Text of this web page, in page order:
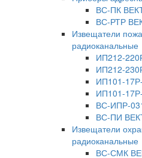
ВС-ПК
ВС-РТР
Извещатели
радиоканальные
ИП212-
ИП212-
ИП101-
ИП101-
ВС-ИПР-
ВС-ПИ
Извещатели
радиоканальные
ВС-СМК